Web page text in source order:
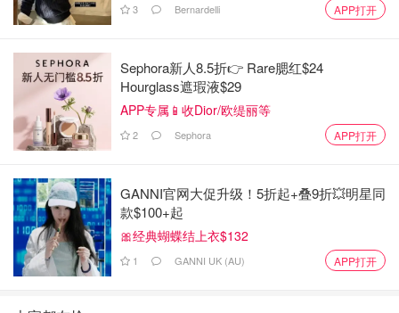
3 Bernardelli APP打开
Sephora新人8.5折👉 Rare腮红$24
Hourglass遮瑕液$29
APP专属📱收Dior/欧缇丽等
2 Sephora APP打开
GANNI官网大促升级！5折起+叠9折💥明星同
款$100+起
🎀经典蝴蝶结上衣$132
1 GANNI UK (AU) APP打开